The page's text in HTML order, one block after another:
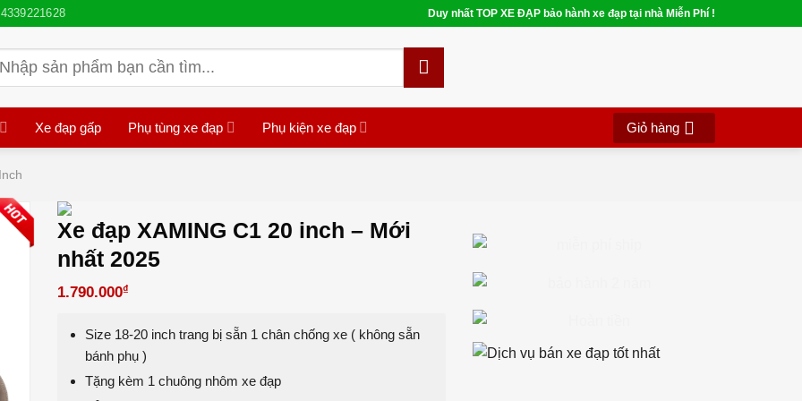
Duy nhất TOP XE ĐẠP bảo hành xe đạp tại nhà Miễn Phí !
Xe đạp gấp Phụ tùng xe đạp Phụ kiện xe đạp Giỏ hàng
Xe đạp XAMING C1 20 inch – Mới
nhất 2025
1.790.000₫
Size 18-20 inch trang bị sẵn 1 chân chống xe ( không sẵn
bánh phụ )
Tặng kèm 1 chuông nhôm xe đạp